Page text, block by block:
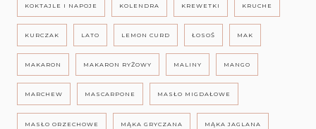
KOKTAJLE I NAPOJE KOLENDRA KREWETKI KRUCHE
KURCZAK LATO LEMON CURD ŁOSOŚ MAK
MAKARON MAKARON RYŻOWY MALINY MANGO
MARCHEW MASCARPONE MASŁO MIGDAŁOWE
MASŁO ORZECHOWE MĄKA GRYCZANA MĄKA JAGLANA